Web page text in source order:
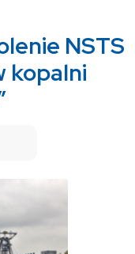
NSTS
kopalni